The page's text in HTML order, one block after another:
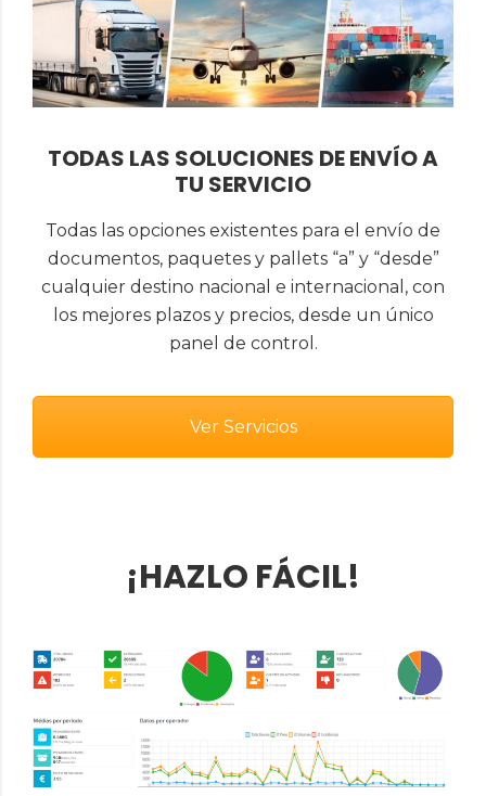
TODAS LAS SOLUCIONES DE ENVÍO A
TU SERVICIO
Todas las opciones existentes para el envío de
documentos, paquetes y pallets “a” y “desde”
cualquier destino nacional e internacional, con
los mejores plazos y precios, desde un único
panel de control.
Ver Servicios
¡HAZLO FÁCIL!